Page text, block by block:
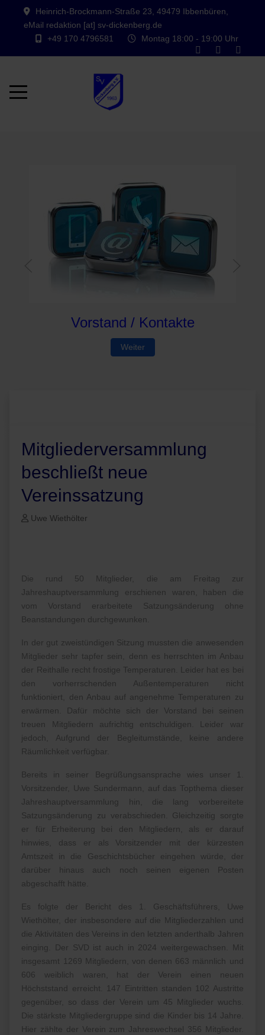
Heinrich-Brockmann-Straße 23, 49479 Ibbenbüren,
eMail redaktion [at] sv-dickenberg.de
+49 170 4796581
Montag 18:00 - 19:00 Uhr
Mobile Menu Toggle
Vorstand / Kontakte
Weiter
Mitgliederversammlung
beschließt neue
Vereinssatzung
Uwe Wiethölter
Die rund 50 Mitglieder, die am Freitag zur
Jahreshauptversammlung erschienen waren, haben die
vom Vorstand erarbeitete Satzungsänderung ohne
Beanstandungen durchgewunken.
In der gut zweistündigen Sitzung mussten die anwesenden
Mitglieder sehr tapfer sein, denn es herrschten im Anbau
der Reithalle recht frostige Temperaturen. Leider hat es bei
den vorherrschenden Außentemperaturen nicht
funktioniert, den Anbau auf angenehme Temperaturen zu
erwärmen. Dafür möchte sich der Vorstand bei seinen
treuen Mitgliedern aufrichtig entschuldigen. Leider war
jedoch, Aufgrund der Begleitumstände, keine andere
Räumlichkeit verfügbar.
Bereits in seiner Begrüßungsansprache wies unser 1.
Vorsitzender, Uwe Sundermann, auf das Topthema dieser
Jahreshauptversammlung hin, die lang vorbereitete
Satzungsänderung zu verabschieden. Gleichzeitig sorgte
er für Erheiterung bei den Mitgliedern, als er darauf
hinwies, dass er als Vorsitzender mit der kürzesten
Amtszeit in die Geschichtsbücher eingehen würde, der
darüber hinaus auch noch seinen eigenen Posten
abgeschafft hätte.
Es folgte der Bericht des 1. Geschäftsführers, Uwe
Wiethölter, der insbesondere auf die Mitgliederzahlen und
die Aktivitäten des Vereins in den letzten anderthalb Jahren
einging. Der SVD ist auch in 2024 weitergewachsen. Mit
insgesamt 1269 Mitgliedern, von denen 663 männlich und
606 weiblich waren, hat der Verein einen neuen
Höchststand erreicht. 147 Eintritten standen 102 Austritte
gegenüber, so dass der Verein um 45 Mitglieder wuchs.
Die stärkste Mitgliedergruppe sind die Kinder bis 14 Jahre.
Hier zählte der Verein zum Jahreswechsel 356 Mitglieder.